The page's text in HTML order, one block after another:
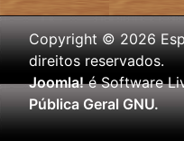
Copyright © 2026
direitos reservados.
Joomla!é Software
Pública Geral GNU.